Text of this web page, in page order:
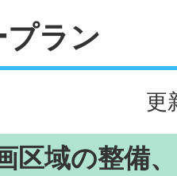
ラン
更
区域の整備